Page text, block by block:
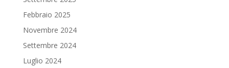
Febbraio 2025
Novembre 2024
Settembre 2024
Luglio 2024